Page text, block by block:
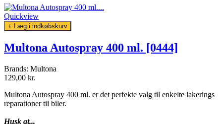
Quickview
+ Læg i indkøbskurv
Multona Autospray 400 ml. [0444]
Brands: Multona
129,00 kr.
Multona Autospray 400 ml. er det perfekte valg til enkelte lakerings
reparationer til biler.
Husk at...